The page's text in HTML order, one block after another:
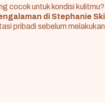
cocok untuk kondisi
di Stephanie
pribadi sebelum